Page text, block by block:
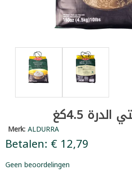
4.5كغ
Merk:ALDURRA
Betalen: € 12,79
Geen beoordelingen